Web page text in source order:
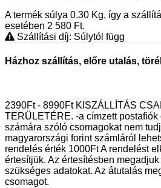
A termék súlya 0.30 Kg, így a
esetében 2 580 Ft.
Szállítási díj: Súlytól függ
Házhoz szállítás, előre utalás,
2390Ft - 8990Ft KISZÁLLÍTÁS
TERÜLETÉRE. -a címzett
számára szóló csomagokat nem
magyarországi forint számláról
rendelés érték 1000Ft A rendelést
értesítjük. Az értesítésben
szükséges adatokat. Az átutalás
csomagot.